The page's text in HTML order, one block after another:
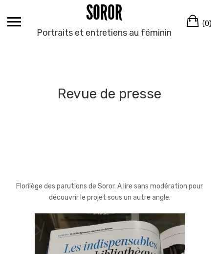
content
SOROR
Portraits et entretiens au féminin
(0)
Revue de presse
Florilège des parutions de Soror. A lire sans modération pour
découvrir le projet sous un autre angle.